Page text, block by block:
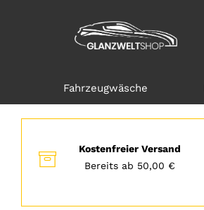
zum
Fahrzeugwäsche
Kostenfreier Versand
Bereits ab 50,00 €